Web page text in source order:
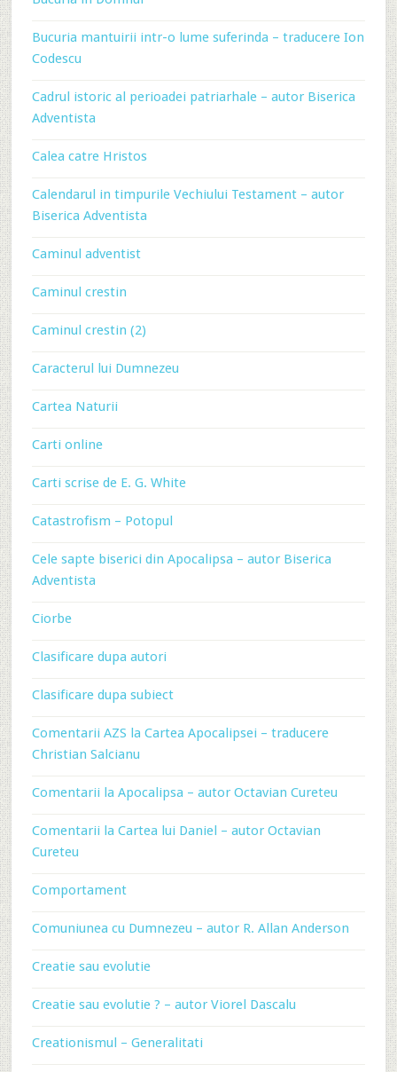
Bucuria mantuirii intr-o lume suferinda – traducere Ion
Codescu
Cadrul istoric al perioadei patriarhale – autor Biserica
Adventista
Calea catre Hristos
Calendarul in timpurile Vechiului Testament – autor
Biserica Adventista
Caminul adventist
Caminul crestin
Caminul crestin (2)
Caracterul lui Dumnezeu
Cartea Naturii
Carti online
Carti scrise de E. G. White
Catastrofism – Potopul
Cele sapte biserici din Apocalipsa – autor Biserica
Adventista
Ciorbe
Clasificare dupa autori
Clasificare dupa subiect
Comentarii AZS la Cartea Apocalipsei – traducere
Christian Salcianu
Comentarii la Apocalipsa – autor Octavian Cureteu
Comentarii la Cartea lui Daniel – autor Octavian
Cureteu
Comportament
Comuniunea cu Dumnezeu – autor R. Allan Anderson
Creatie sau evolutie
Creatie sau evolutie ? – autor Viorel Dascalu
Creationismul – Generalitati